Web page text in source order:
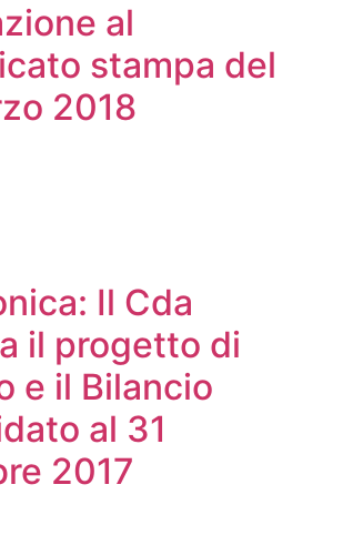
al
stampa del
2018
Il Cda
il progetto di
e il Bilancio
al 31
2017